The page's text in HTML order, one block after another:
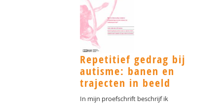
Repetitief gedrag bij
autisme: banen en
trajecten in beeld
In mijn proefschrift beschrijf ik